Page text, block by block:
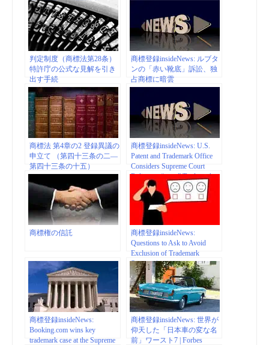
際の願書への記載方法につ
いての改正） | 経済産業省
特許庁
判定制度（商標法第28条）
特許庁の公式な見解を引き
出す手続
商標登録insideNews: ルブタ
ンの「赤い靴底」訴訟、独
占商標に暗雲
商標法 第4章の2 登録異議の
申立て （第四十三条の二―
第四十三条の十五）
商標登録insideNews: U.S.
Patent and Trademark Office
Considers Supreme Court
Ruling on “.com” Trademarks
in New Decision | American
University Intellectual Property
商標権の信託
商標登録insideNews:
Questions to Ask to Avoid
Exclusion of Trademark
Surveys |
www.ipwatchdog.com Fed. R.
Evid. 702, 403
商標登録insideNews:
Booking.com wins key
trademark case at the Supreme
商標登録insideNews: 世界が
仰天した「日本車の変な名
前」ワースト7 | Forbes